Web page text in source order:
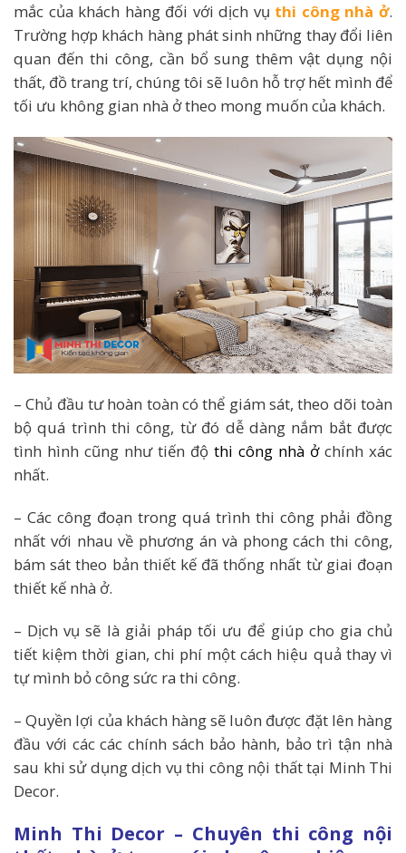
mắc của khách hàng đối với dịch vụ thi công nhà ở.
Trường hợp khách hàng phát sinh những thay đổi liên
quan đến thi công, cần bổ sung thêm vật dụng nội
thất, đồ trang trí, chúng tôi sẽ luôn hỗ trợ hết mình để
tối ưu không gian nhà ở theo mong muốn của khách.
– Chủ đầu tư hoàn toàn có thể giám sát, theo dõi toàn
bộ quá trình thi công, từ đó dễ dàng nắm bắt được
tình hình cũng như tiến độ thi công nhà ởchính xác
nhất.
– Các công đoạn trong quá trình thi công phải đồng
nhất với nhau về phương án và phong cách thi công,
bám sát theo bản thiết kế đã thống nhất từ giai đoạn
thiết kế nhà ở.
– Dịch vụ sẽ là giải pháp tối ưu để giúp cho gia chủ
tiết kiệm thời gian, chi phí một cách hiệu quả thay vì
tự mình bỏ công sức ra thi công.
– Quyền lợi của khách hàng sẽ luôn được đặt lên hàng
đầu với các các chính sách bảo hành, bảo trì tận nhà
sau khi sử dụng dịch vụ thi công nội thất tại Minh Thi
Decor.
Minh Thi Decor – Chuyên thi công nội